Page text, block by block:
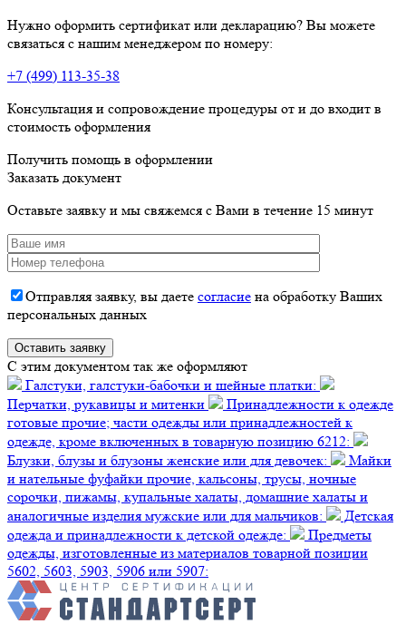
Нужно оформить сертификат или декларацию? Вы можете
связаться с нашим менеджером по номеру:
+7 (499) 113-35-38
Консультация и сопровождение процедуры от и до входит в
стоимость оформления
Получить помощь в оформлении
Заказать документ
Оставьте заявку и мы свяжемся с Вами в течение 15 минут
Отправляя заявку, вы даете согласие на обработку Ваших
персональных данных
C этим документом так же оформляют
Галстуки, галстуки-бабочки и шейные платки:
Перчатки, рукавицы и митенки
Принадлежности к одежде
готовые прочие; части одежды или принадлежностей к
одежде, кроме включенных в товарную позицию 6212:
Блузки, блузы и блузоны женские или для девочек:
Майки
и нательные фуфайки прочие, кальсоны, трусы, ночные
сорочки, пижамы, купальные халаты, домашние халаты и
аналогичные изделия мужские или для мальчиков:
Детская
одежда и принадлежности к детской одежде:
Предметы
одежды, изготовленные из материалов товарной позиции
5602, 5603, 5903, 5906 или 5907: